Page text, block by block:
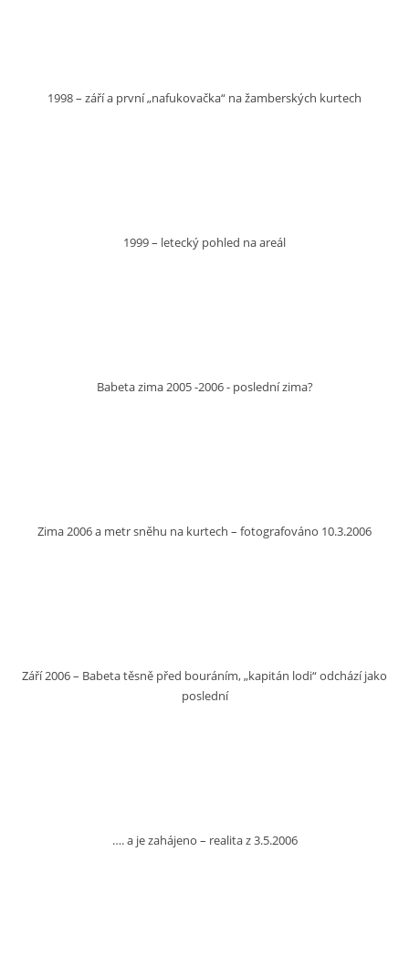
1998 – září a první „nafukovačka“ na žamberských kurtech
1999 – letecký pohled na areál
Babeta zima 2005 -2006 - poslední zima?
Zima 2006 a metr sněhu na kurtech – fotografováno 10.3.2006
Září 2006 – Babeta těsně před bouráním, „kapitán lodi“ odchází jako
poslední
…. a je zahájeno – realita z 3.5.2006